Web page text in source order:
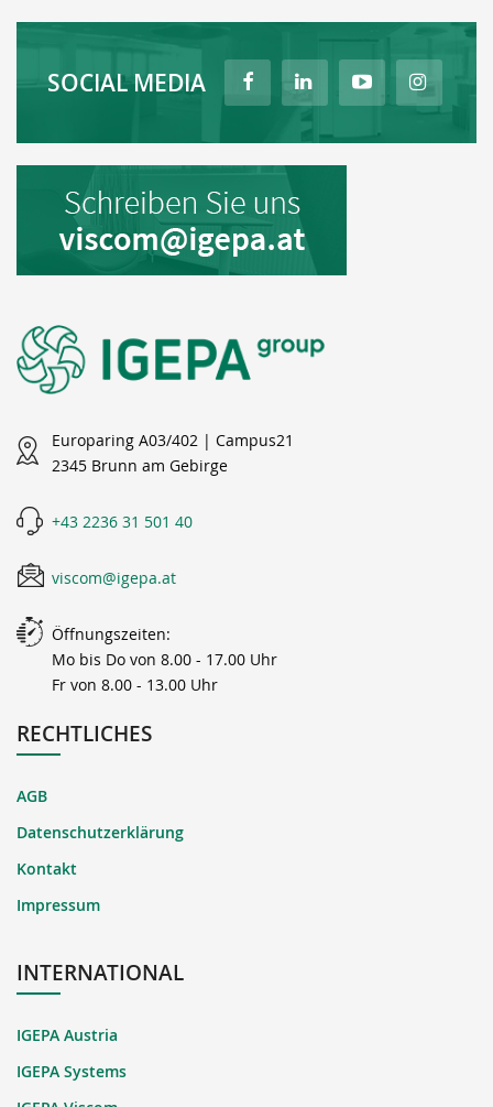
SOCIAL MEDIA
Europaring A03/402 | Campus21
2345 Brunn am Gebirge
+43 2236 31 501 40
viscom@igepa.at
Öffnungszeiten:
Mo bis Do von 8.00 - 17.00 Uhr
Fr von 8.00 - 13.00 Uhr
RECHTLICHES
AGB
Datenschutzerklärung
Kontakt
Impressum
INTERNATIONAL
IGEPA Austria
IGEPA Systems